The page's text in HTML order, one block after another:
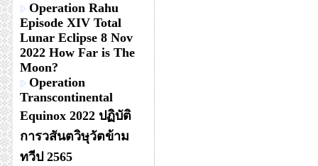
Operation Rahu
Episode XIV Total
Lunar Eclipse 8 Nov
2022 How Far is The
Moon?
Operation
Transcontinental
Equinox 2022 ปฏิบัติ
การวสันตวิษุวัตข้าม
ทวีป 2565